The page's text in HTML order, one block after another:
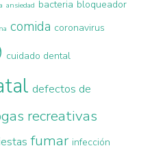
ansiedad bacteria bloqueador
comida coronavirus
cuidado dental
defectos de
recreativas
fumar infección